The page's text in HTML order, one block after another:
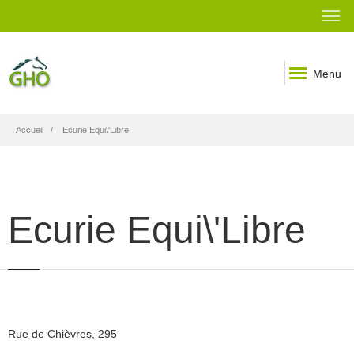
Menu
Fil
Accueil Ecurie Equi\'Libre
Ecurie Equi\'Libre
Rue
Rue de Chièvres, 295